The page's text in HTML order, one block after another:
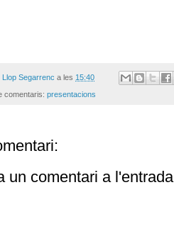
Llop Segarrenc a les 15:40
comentaris: presentacions
un comentari a l'entrada